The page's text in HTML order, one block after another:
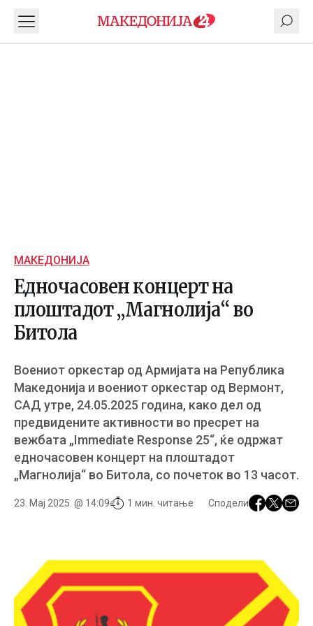
МАКЕДОНИЈА
Едночасовен концерт на
плоштадот „Магнолија“ во
Битола
Воениот оркестар од Армијата на Република
Македонија и воениот оркестар од Вермонт,
САД утре, 24.05.2025 година, како дел од
предвидените активности во пресрет на
вежбата „Immediate Response 25“, ќе одржат
едночасовен концерт на плоштадот
„Магнолија“ во Битола, со почеток во 13 часот.
23. Мај 2025. @ 14:09 1 мин. читање Сподели